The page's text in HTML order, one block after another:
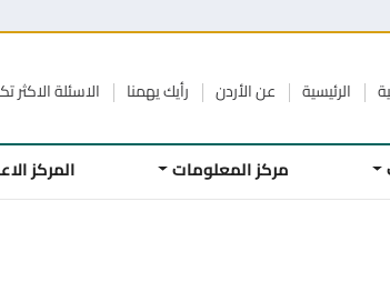
الرئيسية عن الأردن رأيك يهمنا الاسئلة الاكثر
مركز المعلومات المركز